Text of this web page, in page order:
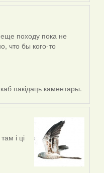
походу пока не
что бы кого-то
каб пакідаць каментары.
і ці